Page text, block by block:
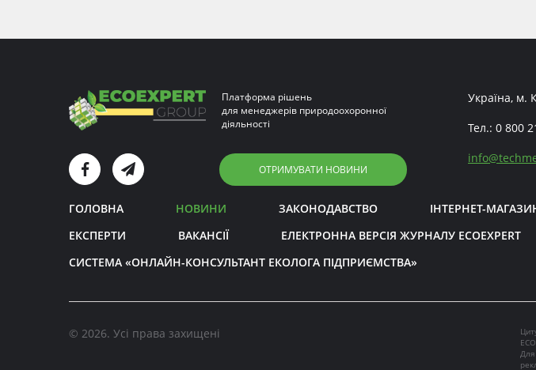
Платформа рішень
для менеджерів природоохоронної
діяльності
ОТРИМУВАТИ НОВИНИ
Україна, м.
Тел.: 0 800
info@
ГОЛОВНА НОВИНИ ЗАКОНОДАВСТВО ІНТЕРНЕТ-
ЕКСПЕРТИ
ВАКАНСІЇ ЕЛЕКТРОННА ВЕРСІЯ ЖУРНАЛУ ECOEXPERT
СИСТЕМА «ОНЛАЙН-КОНСУЛЬТАНТ ЕКОЛОГА ПІДПРИЄМСТВА»
© 2026. Усі права захищені